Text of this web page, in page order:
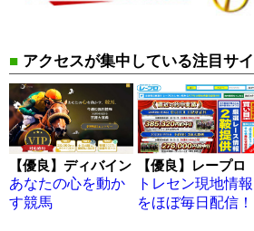
■ アクセスが集中している注目サ
【優良】ディバイン
あなたの心を動か
す競馬
【優良】レープロ
トレセン現地情報
をほぼ毎日配信！